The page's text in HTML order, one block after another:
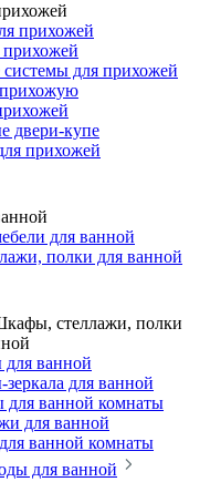
прихожей
для прихожей
двери-купе
прихожей
для ванной
полки для ванной
стеллажи, полки
ванной
для ванной
для ванной комнаты
для ванной
ванной комнаты
для ванной